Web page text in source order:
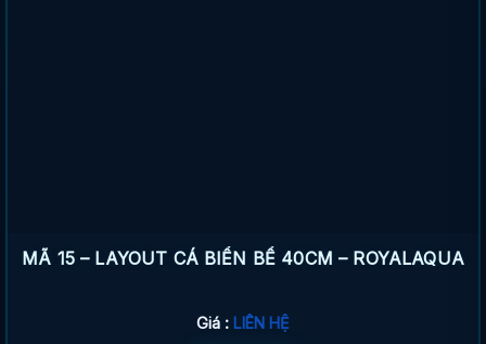
MÃ 15 – LAYOUT CÁ BIỂN BỂ 40CM – ROYALAQUA
Giá : LIÊN HỆ